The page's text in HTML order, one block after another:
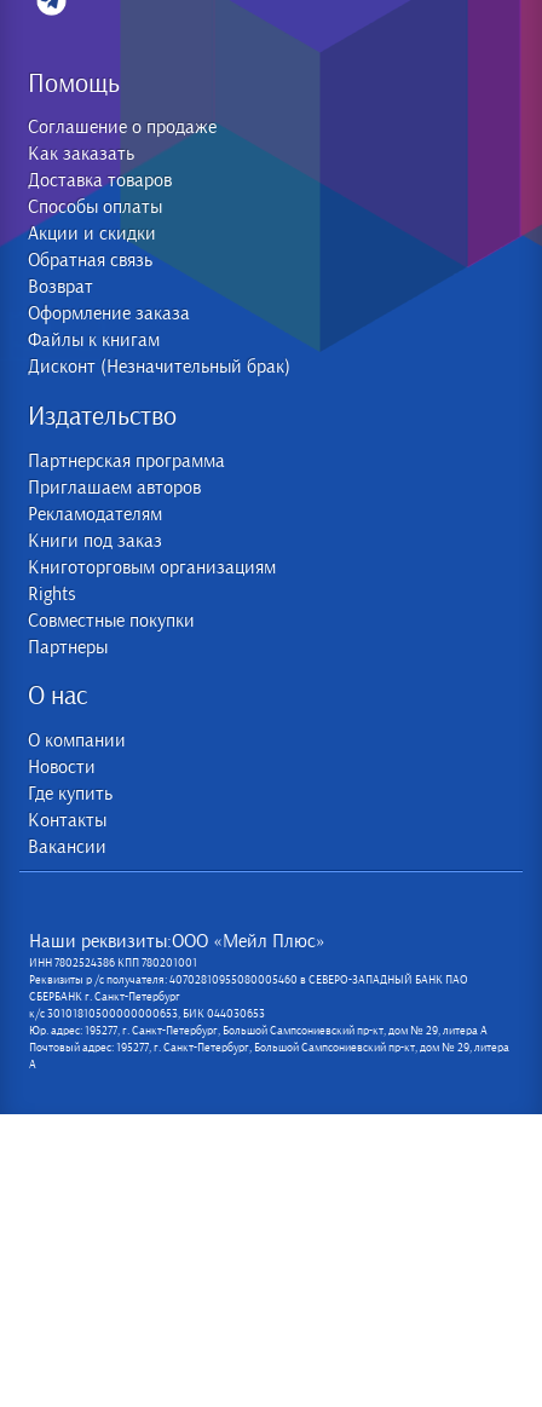
Помощь
Соглашение о продаже
Как заказать
Доставка товаров
Способы оплаты
Акции и скидки
Обратная связь
Возврат
Оформление заказа
Файлы к книгам
Дисконт (Незначительный брак)
Издательство
Партнерская программа
Приглашаем авторов
Рекламодателям
Книги под заказ
Книготорговым организациям
Rights
Совместные покупки
Партнеры
О нас
О компании
Новости
Где купить
Контакты
Вакансии
Наши реквизиты:ООО «Мейл Плюс»
ИНН 7802524386 КПП 780201001
Реквизиты р /с получателя: 40702810955080005460 в СЕВЕРО-ЗАПАДНЫЙ БАНК ПАО
СБЕРБАНК г. Санкт-Петербург
к/с 30101810500000000653, БИК 044030653
Юр. адрес: 195277, г. Санкт-Петербург, Большой Сампсониевский пр-кт, дом № 29, литера А
Почтовый адрес: 195277, г. Санкт-Петербург, Большой Сампсониевский пр-кт, дом № 29, литера
А